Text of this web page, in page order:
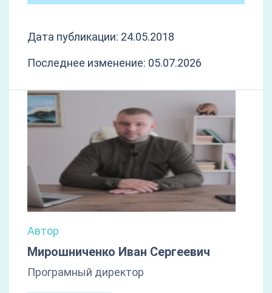
Дата публикации: 24.05.2018
Последнее изменение: 05.07.2026
Автор
Мирошниченко Иван Сергеевич
Програмный директор